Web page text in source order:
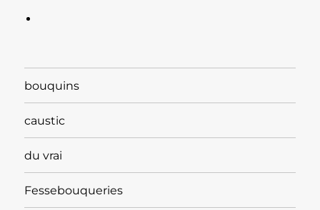
bouquins
caustic
du vrai
Fessebouqueries